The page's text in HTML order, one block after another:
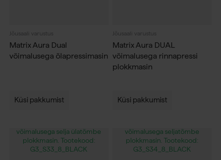
Jõusaali varustus
Matrix Aura Dual
võimalusega õlapressimasin
Küsi pakkumist
Jõusaali varustus
Matrix Aura DUAL
võimalusega rinnapressi
plokkmasin
Küsi pakkumist